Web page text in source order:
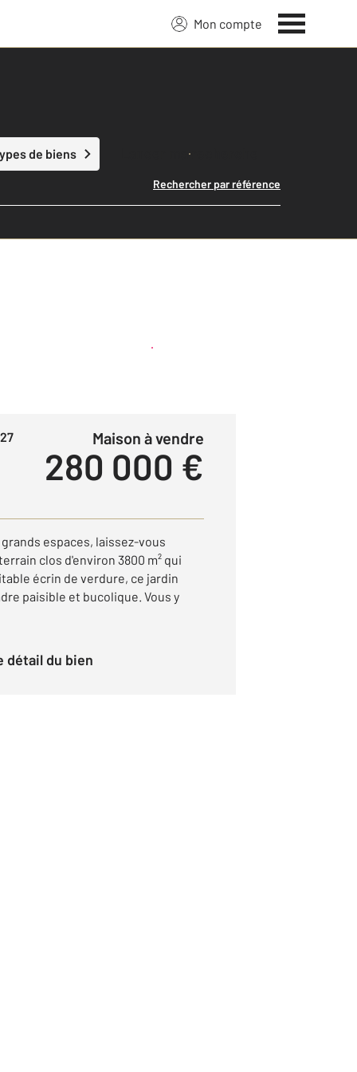
Mon compte
de biens Lancer ma recherche
Rechercher par référence
Créer une alerte
Maison à vendre
280 000 €
espaces, laissez-vous
clos d'environ 3800 m² qui
écrin de verdure, ce jardin
paisible et bucolique. Vous y
détail du bien